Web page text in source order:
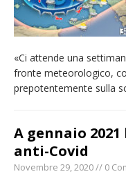
«Ci attende una
fronte meteorologico,
prepotentemente sulla
A gennaio
anti-Covid
Novembre 29, 2020 // 0